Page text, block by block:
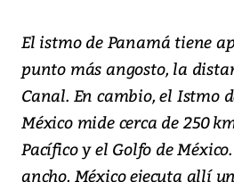
El istmo de Panamá tiene
punto más angosto, la
Canal. En cambio, el Istmo
México mide cerca de 250
Pacífico y el Golfo de
ancho, México ejecuta allí